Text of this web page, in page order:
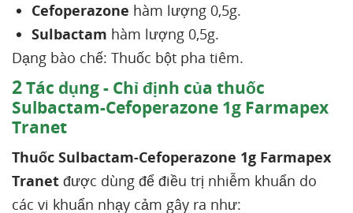
Cefoperazone hàm lượng 0,5g.
Sulbactam hàm lượng 0,5g.
Dạng bào chế: Thuốc bột pha tiêm.
2Tác dụng - Chỉ định của thuốc
Sulbactam-Cefoperazone 1g Farmapex
Tranet
Thuốc Sulbactam-Cefoperazone 1g Farmapex
Tranet được dùng để điều trị nhiễm khuẩn do
các vi khuẩn nhạy cảm gây ra như: